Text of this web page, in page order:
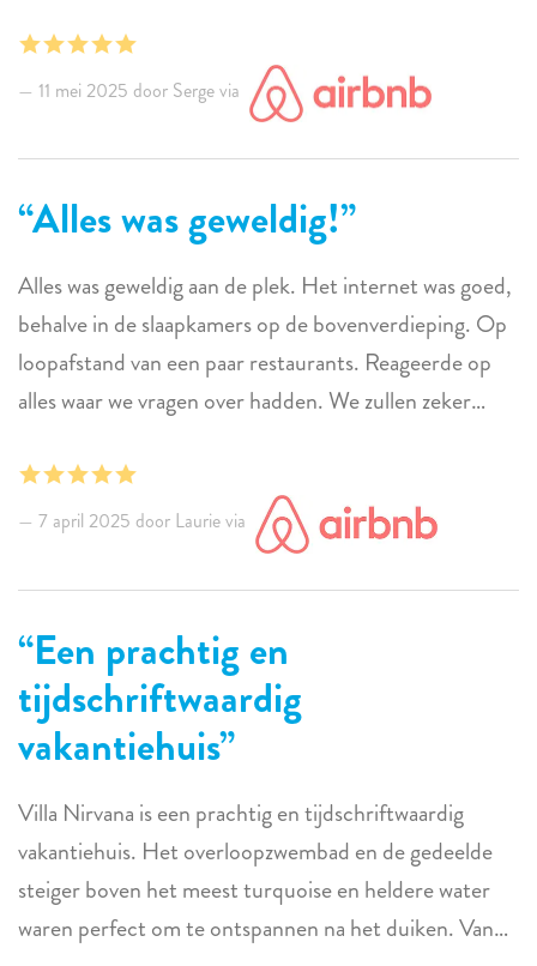
Anders dan dat, alles was perfect.
11 mei 2025 door Serge via
Alles was geweldig!
Alles was geweldig aan de plek. Het internet was goed,
behalve in de slaapkamers op de bovenverdieping. Op
loopafstand van een paar restaurants. Reageerde op
alles waar we vragen over hadden. We zullen zeker
Bedankt voor alles!!!
7 april 2025 door Laurie via
Een prachtig en
tijdschriftwaardig
vakantiehuis
Villa Nirvana is een prachtig en tijdschriftwaardig
vakantiehuis. Het overloopzwembad en de gedeelde
steiger boven het meest turquoise en heldere water
waren perfect om te ontspannen na het duiken. Van